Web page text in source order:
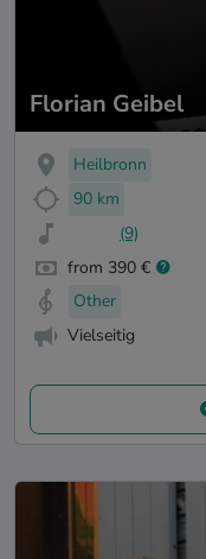
Florian Geibel
Heilbronn
90 km
(9)
from 390 €
Other
Vielseitig